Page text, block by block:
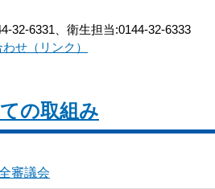
32-6331、衛生担当:0144-32-6333
せ（リンク）
の取組み
審議会